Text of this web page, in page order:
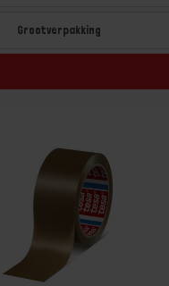
Grootverpakking